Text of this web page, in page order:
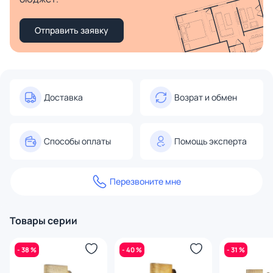
Отправить заявку
Доставка Возрат и обмен
Способы оплаты Помощь эксперта
Перезвоните мне
Товары серии
- 38 % - 40 % - 31 %